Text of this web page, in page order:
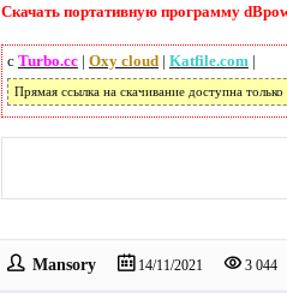
Скачать портативную программу
с Turbo.cc| Oxy cloud| Katfile.com |
Прямая ссылка на скачивание доступна
Mansory 14/11/2021 3 044